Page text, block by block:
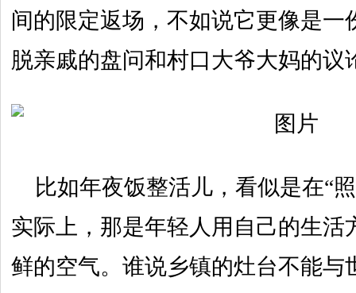
间的限定返场，不如说它更像是一
脱亲戚的盘问和村口大爷大妈的议
比如年夜饭整活儿，看似是在“
实际上，那是年轻人用自己的生活
鲜的空气。谁说乡镇的灶台不能与